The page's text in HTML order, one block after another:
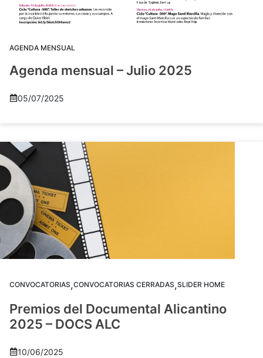
AGENDA MENSUAL
Agenda mensual – Julio 2025
05/07/2025
CONVOCATORIAS,CONVOCATORIAS CERRADAS,SLIDER HOME
Premios del Documental Alicantino
2025 – DOCS ALC
10/06/2025